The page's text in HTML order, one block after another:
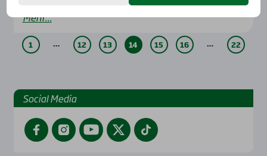
Mehr...
1 … 12 13 14 15 16 … 22
Social Media
FacebookInstagramYouTubeTwitterTikTok